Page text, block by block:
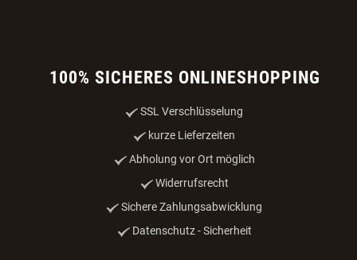
100% SICHERES ONLINESHOPPING
SSL Verschlüsselung
kurze Lieferzeiten
Abholung vor Ort möglich
Widerrufsrecht
Sichere Zahlungsabwicklung
Datenschutz - Sicherheit